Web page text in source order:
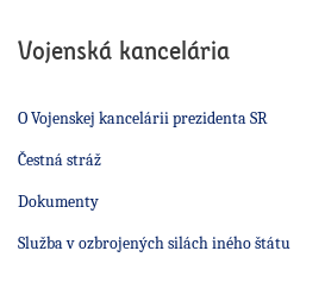
Vojenská kancelária
O Vojenskej kancelárii prezidenta SR
Čestná stráž
Dokumenty
Služba v ozbrojených silách iného štátu